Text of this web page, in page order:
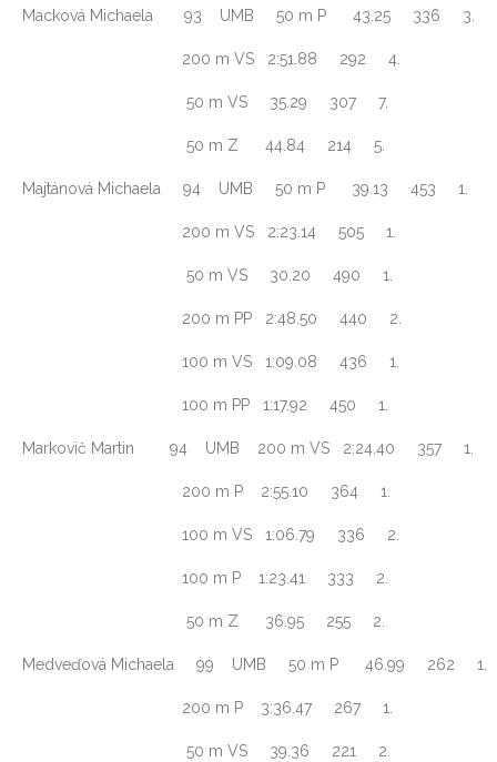
Macková Michaela 93 UMB 50 m P 43.25 336 3.
200 m VS 2:51.88 292 4.
50 m VS 35.29 307 7.
50 m Z 44.84 214 5.
Majtánová Michaela 94 UMB 50 m P 39.13 453 1.
200 m VS 2:23.14 505 1.
50 m VS 30.20 490 1.
200 m PP 2:48.50 440 2.
100 m VS 1:09.08 436 1.
100 m PP 1:17.92 450 1.
Markovič Martin 94 UMB 200 m VS 2:24.40 357 1.
200 m P 2:55.10 364 1.
100 m VS 1:06.79 336 2.
100 m P 1:23.41 333 2.
50 m Z 36.95 255 2.
Medveďová Michaela 99 UMB 50 m P 46.99 262 1.
200 m P 3:36.47 267 1.
50 m VS 39.36 221 2.